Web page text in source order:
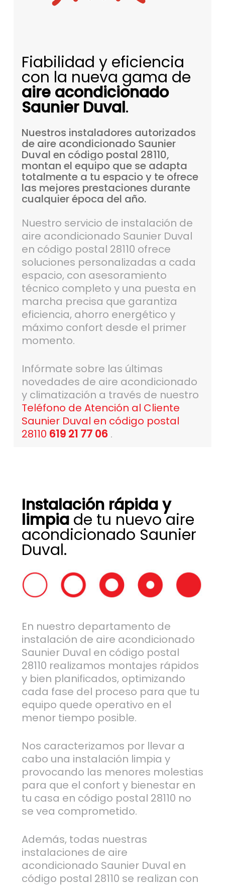
Fiabilidad y eficiencia
con la nueva gama de
aire acondicionado
Saunier Duval.
Nuestros instaladores autorizados
de aire acondicionado Saunier
Duval en código postal 28110,
montan el equipo que se adapta
totalmente a tu espacioy te ofrece
las mejores prestaciones durante
cualquierépoca del año.
Nuestro servicio de instalación de
aire acondicionado Saunier Duval
en código postal 28110 ofrece
soluciones personalizadas a cada
espacio, con asesoramiento
técnico completo y una puesta en
marcha precisa que garantiza
eficiencia, ahorro energético y
máximo confort desde el primer
momento.
Infórmate sobre las últimas
novedades de aire acondicionado
y climatización a través de nuestro
Teléfono de Atención al Cliente
Saunier Duval en código postal
28110 619 21 77 06 .
Instalación rápida y
limpiade tu nuevo aire
acondicionado Saunier
Duval.
En nuestro departamento de
instalación de aire acondicionado
Saunier Duval en código postal
28110 realizamos montajes rápidos
y bien planificados, optimizando
cada fase del proceso para que tu
equipo quede operativo en el
menor tiempo posible.
Nos caracterizamos por llevar a
cabo una instalación limpia y
provocando las menores molestias
para que el confort y bienestar en
tu casa en código postal 28110 no
se vea comprometido.
Además, todas nuestras
instalaciones de aire
acondicionado Saunier Duval en
código postal 28110 se realizan con